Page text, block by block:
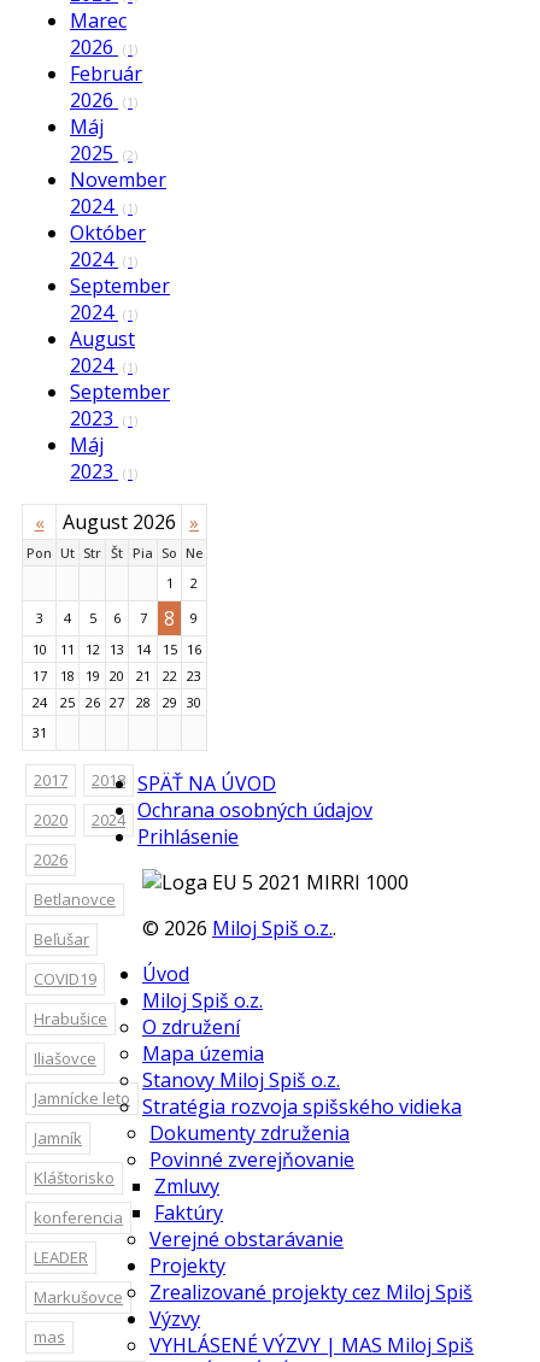
Marec
2026 (1)
Február
2026 (1)
Máj
2025 (2)
November
2024 (1)
Október
2024 (1)
September
2024 (1)
August
2024 (1)
September
2023 (1)
Máj
2023 (1)
« August 2026 »
Pon Ut Str Št Pia So Ne
1
2
3
4 5 6 7 8
9
10
11 12 13 14 15
16
17
18 19 20 21 22 23
24
25 26 27 28 29 30
31
2017
2018
2020
2024
2026
Betlanovce
Beľušar
COVID19
Hrabušice
Iliašovce
Jamnícke leto
Jamník
Kláštorisko
konferencia
LEADER
Markušovce
mas
SPÄŤ NA ÚVOD
Ochrana osobných údajov
Prihlásenie
© 2026 Miloj Spiš o.z..
Úvod
Miloj Spiš o.z.
O združení
Mapa územia
Stanovy Miloj Spiš o.z.
Stratégia rozvoja spišského vidieka
Dokumenty združenia
Povinné zverejňovanie
Zmluvy
Faktúry
Verejné obstarávanie
Projekty
Zrealizované projekty cez Miloj Spiš
Výzvy
VYHLÁSENÉ VÝZVY | MAS Miloj Spiš